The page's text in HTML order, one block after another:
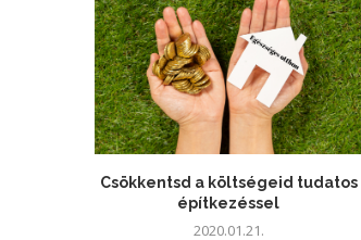
Csökkentsd a költségeid tudatos
építkezéssel
2020.01.21.